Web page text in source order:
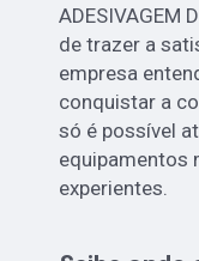
ADESIVAGEM
de trazer a
empresa
conquistar a
só é possível
equipamentos
experientes.